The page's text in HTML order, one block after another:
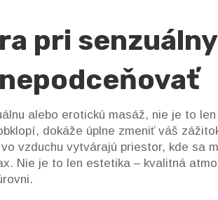
pri
alebo erotickú masáž, nie je to
dokáže úplne zmeniť váš
vzduchu vytvárajú priestor, kde sa
Nie je to len estetika – kvalitná